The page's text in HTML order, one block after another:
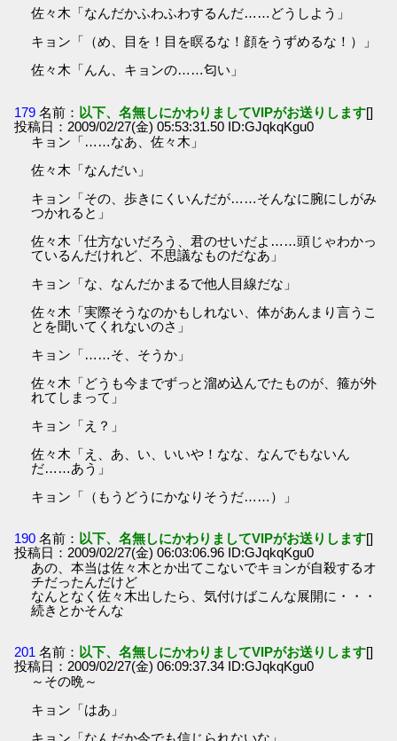
佐々木「なんだかふわふわするんだ……どうしよう」
キョン「（め、目を！目を瞑るな！顔をうずめるな！）」
佐々木「んん、キョンの……匂い」
179 名前： 以下、名無しにかわりましてVIPがお送りします[]
投稿日：2009/02/27(金) 05:53:31.50 ID:GJqkqKgu0
キョン「……なあ、佐々木」
佐々木「なんだい」
キョン「その、歩きにくいんだが……そんなに腕にしがみ
つかれると」
佐々木「仕方ないだろう、君のせいだよ……頭じゃわかっ
ているんだけれど、不思議なものだなあ」
キョン「な、なんだかまるで他人目線だな」
佐々木「実際そうなのかもしれない、体があんまり言うこ
とを聞いてくれないのさ」
キョン「……そ、そうか」
佐々木「どうも今までずっと溜め込んでたものが、箍が外
れてしまって」
キョン「え？」
佐々木「え、あ、い、いいや！なな、なんでもないん
だ……あう」
キョン「（もうどうにかなりそうだ……）」
190 名前： 以下、名無しにかわりましてVIPがお送りします[]
投稿日：2009/02/27(金) 06:03:06.96 ID:GJqkqKgu0
あの、本当は佐々木とか出てこないでキョンが自殺するオ
チだったんだけど
なんとなく佐々木出したら、気付けばこんな展開に・・・
続きとかそんな
201 名前： 以下、名無しにかわりましてVIPがお送りします[]
投稿日：2009/02/27(金) 06:09:37.34 ID:GJqkqKgu0
～その晩～
キョン「はあ」